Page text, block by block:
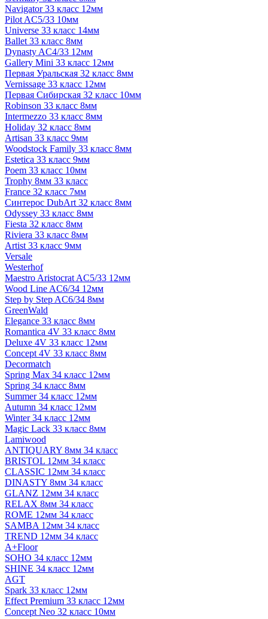
Navigator 33 класс 12мм
Pilot AC5/33 10мм
Universe 33 класс 14мм
Ballet 33 класс 8мм
Dynasty AC4/33 12мм
Gallery Mini 33 класс 12мм
Первая Уральская 32 класс 8мм
Vernissage 33 класс 12мм
Первая Сибирская 32 класс 10мм
Robinson 33 класс 8мм
Intermezzo 33 класс 8мм
Holiday 32 класс 8мм
Artisan 33 класс 9мм
Woodstock Family 33 класс 8мм
Estetica 33 класс 9мм
Poem 33 класс 10мм
Trophy 8мм 33 класс
France 32 класс 7мм
Синтерос DubArt 32 класс 8мм
Odyssey 33 класс 8мм
Fiesta 32 класс 8мм
Riviera 33 класс 8мм
Artist 33 класс 9мм
Versale
Westerhof
Maestro Aristocrat AC5/33 12мм
Wood Line AC6/34 12мм
Step by Step AC6/34 8мм
GreenWald
Elegance 33 класс 8мм
Romantica 4V 33 класс 8мм
Deluxe 4V 33 класс 12мм
Concept 4V 33 класс 8мм
Decormatch
Spring Max 34 класс 12мм
Spring 34 класс 8мм
Summer 34 класс 12мм
Autumn 34 класс 12мм
Winter 34 класс 12мм
Magic Lack 33 класс 8мм
Lamiwood
ANTIQUARY 8мм 34 класс
BRISTOL 12мм 34 класс
CLASSIC 12мм 34 класс
DINASTY 8мм 34 класс
GLANZ 12мм 34 класс
RELAX 8мм 34 класс
ROME 12мм 34 класс
SAMBA 12мм 34 класс
TREND 12мм 34 класс
A+Floor
SOHO 34 класс 12мм
SHINE 34 класс 12мм
AGT
Spark 33 класс 12мм
Effect Premium 33 класс 12мм
Concept Neo 32 класс 10мм